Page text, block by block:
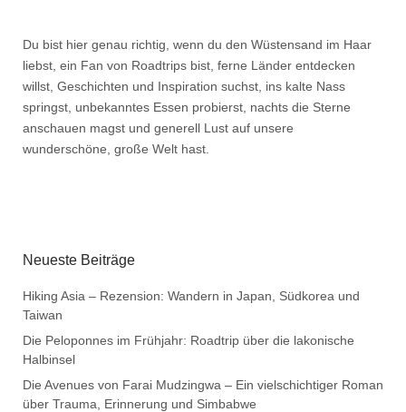
Du bist hier genau richtig, wenn du den Wüstensand im Haar
liebst, ein Fan von Roadtrips bist, ferne Länder entdecken
willst, Geschichten und Inspiration suchst, ins kalte Nass
springst, unbekanntes Essen probierst, nachts die Sterne
anschauen magst und generell Lust auf unsere
wunderschöne, große Welt hast.
Neueste Beiträge
Hiking Asia – Rezension: Wandern in Japan, Südkorea und
Taiwan
Die Peloponnes im Frühjahr: Roadtrip über die lakonische
Halbinsel
Die Avenues von Farai Mudzingwa – Ein vielschichtiger Roman
über Trauma, Erinnerung und Simbabwe